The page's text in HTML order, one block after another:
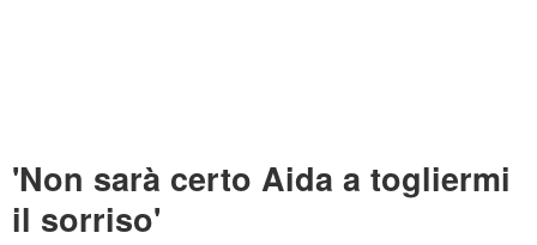
'Non sarà certo Aida a togliermi
il sorriso'